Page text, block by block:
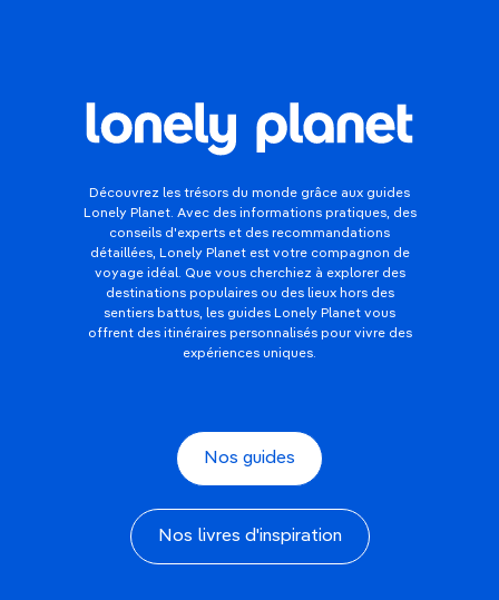
Découvrez les trésors du monde grâce aux guides
Lonely Planet. Avec des informations pratiques, des
conseils d'experts et des recommandations
détaillées, Lonely Planet est votre compagnon de
voyage idéal. Que vous cherchiez à explorer des
destinations populaires ou des lieux hors des
sentiers battus, les guides Lonely Planet vous
offrent des itinéraires personnalisés pour vivre des
expériences uniques.
Nos guides
Nos livres d'inspiration